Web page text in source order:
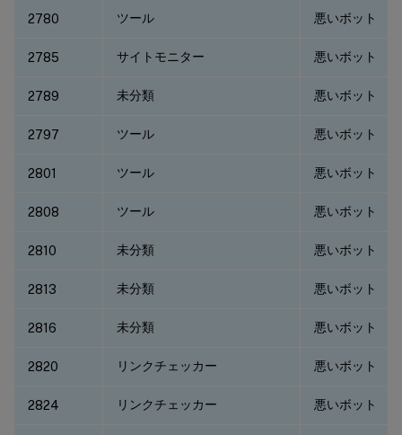
2780 ツール 悪いボット
2785 サイトモニター 悪いボット
2789 未分類 悪いボット
2797 ツール 悪いボット
2801 ツール 悪いボット
2808 ツール 悪いボット
2810 未分類 悪いボット
2813 未分類 悪いボット
2816 未分類 悪いボット
2820 リンクチェッカー 悪いボット
2824 リンクチェッカー 悪いボット